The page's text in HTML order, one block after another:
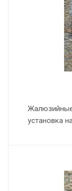
установка